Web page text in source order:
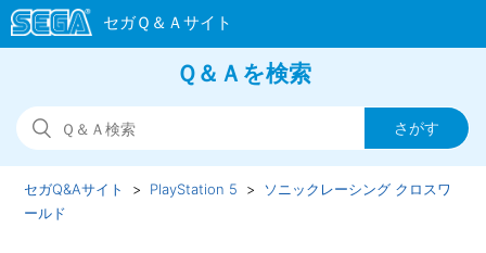
Ｑ＆Ａを検索
セガQ&Aサイト PlayStation 5
ソニックレーシング クロスワ
ールド